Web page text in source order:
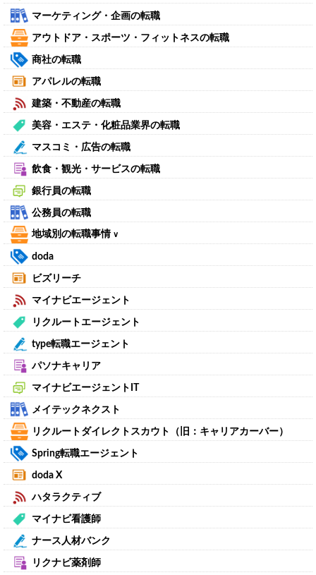
マーケティング・企画の転職
アウトドア・スポーツ・フィットネスの転職
商社の転職
アパレルの転職
建築・不動産の転職
美容・エステ・化粧品業界の転職
マスコミ・広告の転職
飲食・観光・サービスの転職
銀行員の転職
公務員の転職
地域別の転職事情 ∨
doda
ビズリーチ
マイナビエージェント
リクルートエージェント
type転職エージェント
パソナキャリア
マイナビエージェントIT
メイテックネクスト
リクルートダイレクトスカウト（旧：キャリアカーバー）
Spring転職エージェント
doda X
ハタラクティブ
マイナビ看護師
ナース人材バンク
リクナビ薬剤師